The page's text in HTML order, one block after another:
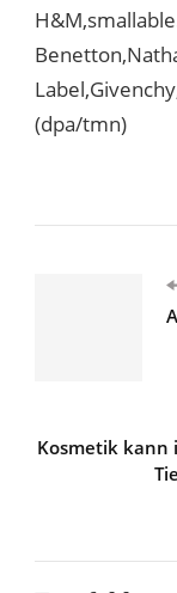
(dpa/tmn)
Kosmetik kann